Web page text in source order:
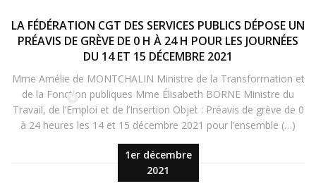
1er décembre
2021
LA FÉDÉRATION CGT DES SERVICES PUBLICS DÉPOSE UN
PRÉAVIS DE GRÈVE DE 0 H À 24 H POUR LES JOURNÉES
DU 14 ET 15 DÉCEMBRE 2021
Mme Amélie de MONTCHALIN Ministre de la Transformation et
de la Fonction publiques Mme Élisabeth BORNE Ministre du
Travail, de l’Emploi et de l’Insertion Objet : Préavis de grève de 0
à 24 heures les 14 et 15 décembre 2021 pour l’ensemble (…)